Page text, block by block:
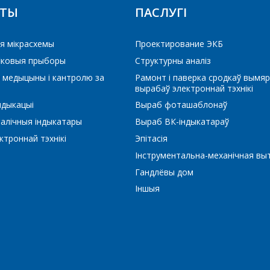
мікрасхемы
прыборы
і кантролю за
індыкатары
тэхнікі
ПАСЛУГІ
Проектирование ЭКБ
Структурны аналіз
Рамонт і паверка сродкаў
вырабаў электроннай тэхнікі
Выраб фоташаблонаў
Выраб ВК-індыкатараў
Эпітасія
Інструментальна-механічная
Гандлёвы дом
Іншыя
*- обязательные поля